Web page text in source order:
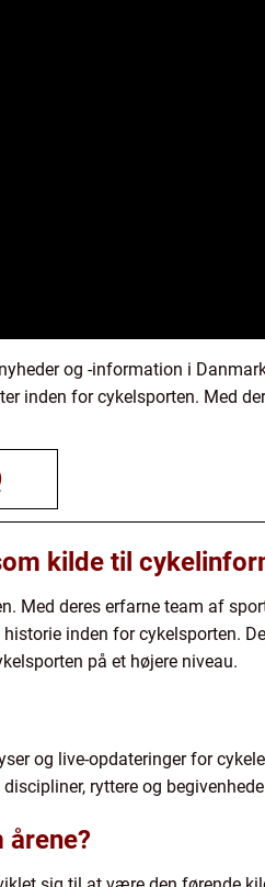
og -information i
inden for cykelsporten. Med
kilde til
deres erfarne team af
inden for cykelsporten.
på et højere niveau.
og live-opdateringer for
ryttere og
årene?